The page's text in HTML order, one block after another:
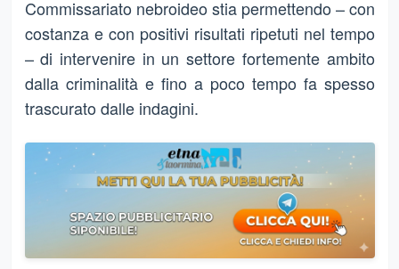
Commissariato nebroideo stia permettendo – con
costanza e con positivi risultati ripetuti nel tempo
– di intervenire in un settore fortemente ambito
dalla criminalità e fino a poco tempo fa spesso
trascurato dalle indagini.